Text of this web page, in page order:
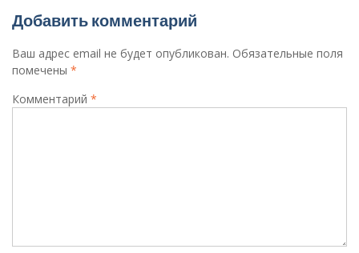
Добавить комментарий
Ваш адрес email не будет опубликован. Обязательные поля
помечены *
Комментарий *